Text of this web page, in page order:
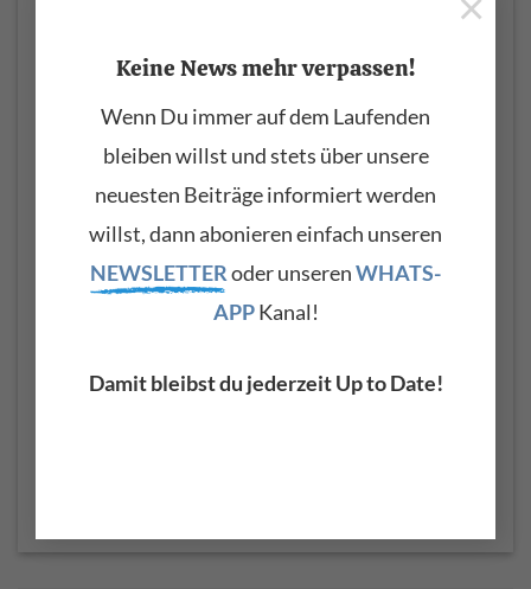
Keine News mehr verpassen!
Wenn Du immer auf dem Laufenden
bleiben willst und stets über unsere
neuesten Beiträge informiert werden
willst, dann abonieren einfach unseren
NEWSLETTERoder unserenWHATS-
APPKanal!
Damit bleibst du jederzeit Up to Date!
Was ist die Split-Funktion am Keyboard?
Die Split-Funktion am Keyboard ermöglicht es, die Tastatur
in zwei oder mehrere Bereiche aufzuteilen und [...]
> WEITERLESEN
Was ist eine Chord-Progression? Akkordfolgen einfach
früher oder später dem Begriff „Chord-Progression“. Doch